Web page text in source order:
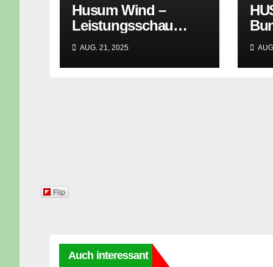
Husum Wind –
Leistungsschau
einer Kernindustrie
AUG. 21, 2025
Flip
Auch interessant